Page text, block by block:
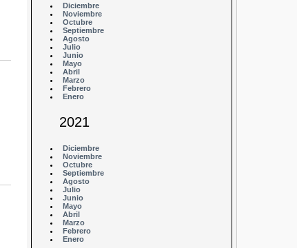
Diciembre
Noviembre
Octubre
Septiembre
Agosto
Julio
Junio
Mayo
Abril
Marzo
Febrero
Enero
2021
Diciembre
Noviembre
Octubre
Septiembre
Agosto
Julio
Junio
Mayo
Abril
Marzo
Febrero
Enero